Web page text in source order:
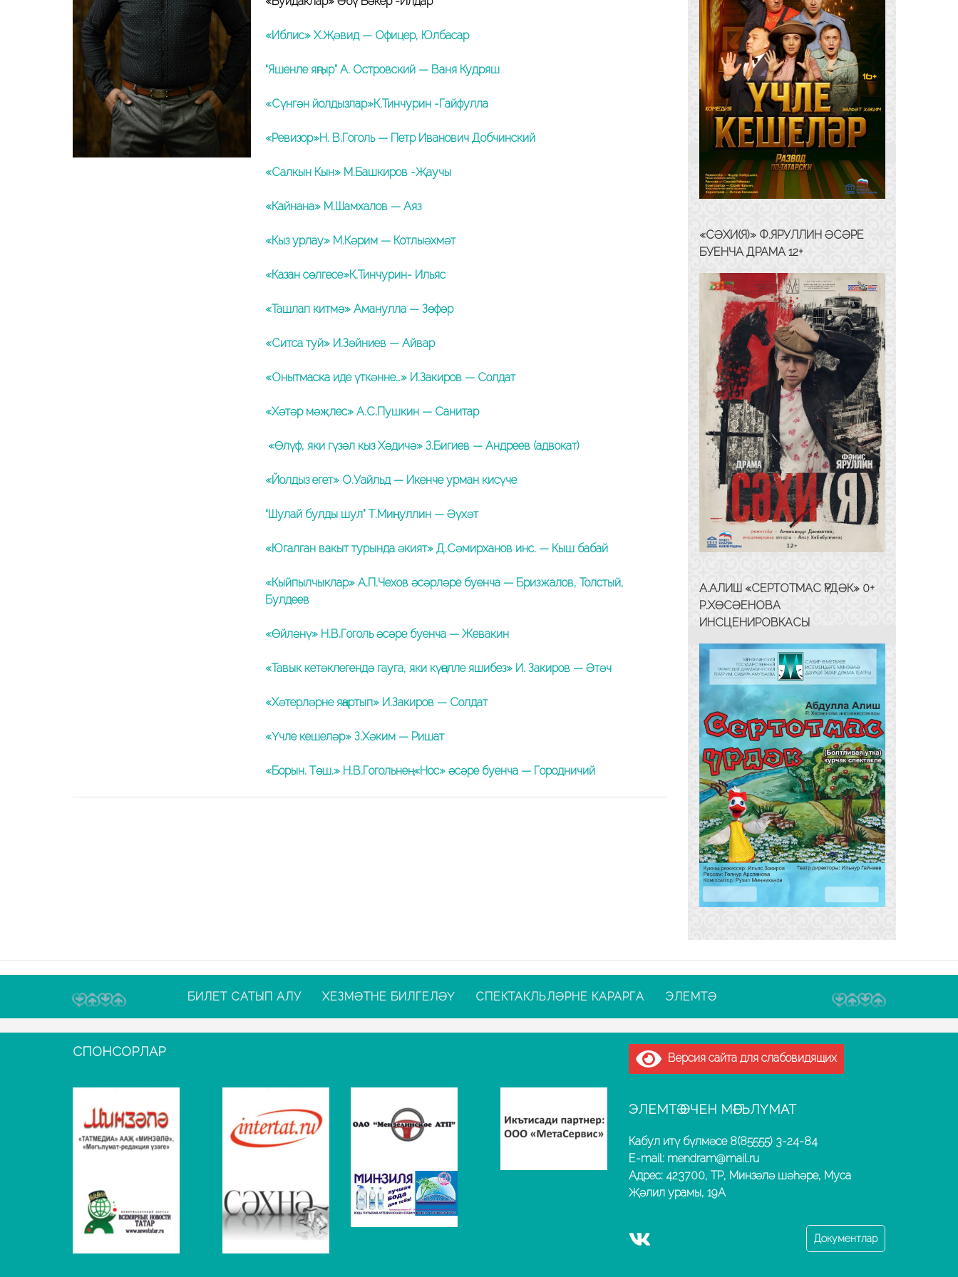
«Иблис» Х.Җәвид — Офицер, Юлбасар
“Яшенле яңгыр” А. Островский — Ваня Кудряш
«Сүнгән йолдызлар»К.Тинчурин -Гайфулла
«Ревизор»Н. В.Гоголь — Петр Иванович Добчинский
«Салкын Кын» М.Башкиров -Җаучы
«Кайнана» М.Шамхалов — Аяз
«Кыз урлау» М.Кәрим — Котлыәхмәт
«Казан сөлгесе»К.Тинчурин- Ильяс
«Ташлап китмә» Аманулла — Зөфәр
«Ситса туй» И.Зәйниев — Айвар
«Онытмаска иде үткәнне…» И.Закиров — Солдат
«Хәтәр мәҗлес» А.С.Пушкин — Санитар
«Өлүф, яки гүзәл кыз Хәдичә» З.Бигиев — Андреев (адвокат)
«Йолдыз егет» О.Уайльд — Икенче урман кисүче
“Шулай булды шул” Т.Миңнуллин — Әүхәт
«Югалган вакыт турында әкият» Д.Сәмирханов инс. — Кыш бабай
«Кыйпылчыклар» А.П.Чехов әсәрләре буенча — Бризжалов, Толстый,
Булдеев
«Өйләнү» Н.В.Гоголь әсәре буенча — Жевакин
«Тавык кетәклегендә гауга, яки күңелле яшибез» И. Закиров — Әтәч
«Хәтерләрне яңартып» И.Закиров — Солдат
«Үчле кешеләр» З.Хәким — Ришат
«Борын. Төш.» Н.В.Гогольнең «Нос» әсәре буенча — Городничий
«СӘХИ(Я)» Ф.ЯРУЛЛИН ӘСӘРЕ
БУЕНЧА ДРАМА 12+
А.АЛИШ «СЕРТОТМАС ҮРДӘК» 0+
Р.ХӨСӘЕНОВА
ИНСЦЕНИРОВКАСЫ
БИЛЕТ САТЫП АЛУ ХЕЗМӘТНЕ БИЛГЕЛӘҮ СПЕКТАКЛЬЛӘРНЕ КАРАРГА ЭЛЕМТӘ
СПОНСОРЛАР Версия сайта для слабовидящих
ЭЛЕМТӘ ӨЧЕН МӘГЪЛҮМАТ
Кабул итү бүлмәсе 8(85555) 3-24-84
E-mail: mendram@mail.ru
Адрес: 423700, ТР, Минзәлә шәһәре, Муса
Җәлил урамы, 19А
Документлар